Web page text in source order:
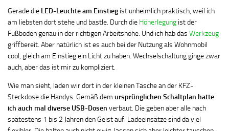
Gerade die LED-Leuchte am Einstieg ist unheimlich praktisch, weil ich
am liebsten dort stehe und bastle. Durch die Höherlegung ist der
Fußboden genau in der richtigen Arbeitshöhe. Und ich hab das Werkzeug
griffbereit. Aber natürlich ist es auch bei der Nutzung als Wohnmobil
cool, gleich am Einstieg ein Licht zu haben. Wechselschaltung ginge zwar
auch, aber das ist mir zu kompliziert.
Wie man sieht, laden wir dort in der kleinen Tasche an der KFZ-
Steckdose die Handys. Gemäß dem ursprünglichen Schaltplan hatte
ich auch mal diverse USB-Dosen verbaut. Die geben aber alle nach
spätestens 1 bis 2 Jahren den Geist auf. Ladeeinsätze sind da viel